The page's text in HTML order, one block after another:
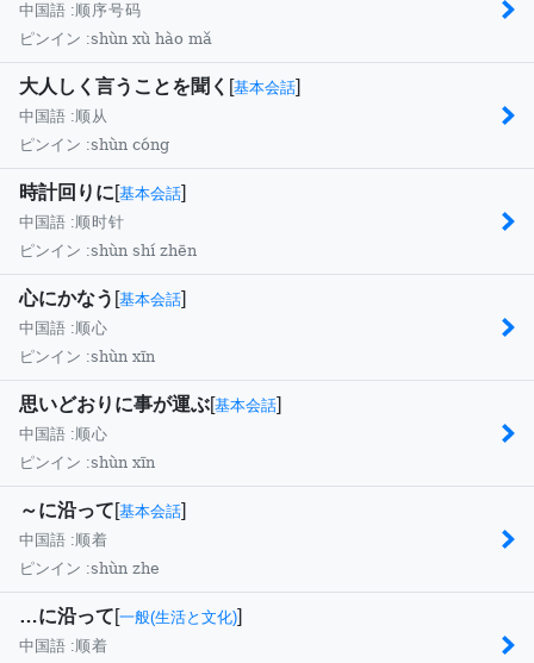
中国語 : 顺序号码
ピンイン :shùn xù hào mǎ
大人しく言うことを聞く [基本会話]
中国語 : 顺从
ピンイン :shùn cóng
時計回りに[基本会話]
中国語 : 顺时针
ピンイン :shùn shí zhēn
心にかなう [基本会話]
中国語 : 顺心
ピンイン :shùn xīn
思いどおりに事が運ぶ[基本会話]
中国語 : 顺心
ピンイン :shùn xīn
～に沿って[基本会話]
中国語 : 顺着
ピンイン :shùn zhe
…に沿って[一般(生活と文化)]
中国語 : 顺着